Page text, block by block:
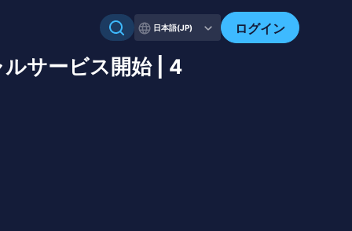
日本語(JP) ログイン
サービス開始 | 4